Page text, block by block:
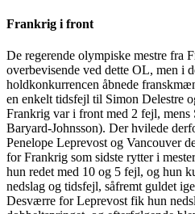
Frankrig i front
De regerende olympiske mestre fra
overbevisende ved dette OL, men i
holdkonkurrencen åbnede
en enkelt tidsfejl til Simon Delestre
Frankrig var i front med 2 fejl, mens
Baryard-Johnsson). Der hvilede
Penelope Leprevost og Vancouver
for Frankrig som sidste rytter i
hun redet med 10 og 5 fejl, og hun
nedslag og tidsfejl, såfremt guldet
Desværre for Leprevost fik hun